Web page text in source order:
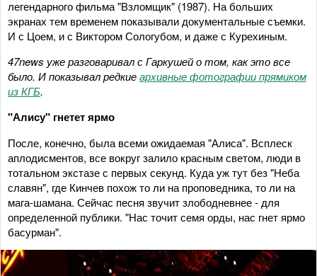
легендарного фильма "Взломщик" (1987). На больших
экранах тем временем показывали документальные съемки.
И с Цоем, и с Виктором Сологубом, и даже с Курехиным.
47news уже разговаривал с Гаркушей о том, как это все
было. И показывал редкиеархивные фотографии прямиком
из КГБ.
"Алису" гнетет ярмо
После, конечно, была всеми ожидаемая "Алиса". Всплеск
аплодисментов, все вокруг залило красным светом, люди в
тотальном экстазе с первых секунд. Куда уж тут без "Неба
славян", где Кинчев похож то ли на проповедника, то ли на
мага-шамана. Сейчас песня звучит злободневнее - для
определенной публики. "Нас точит семя орды, нас гнет ярмо
басурман".